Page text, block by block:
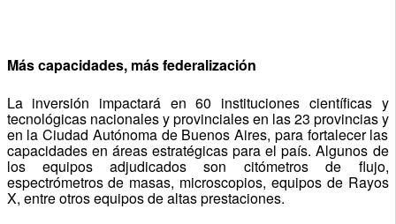
Más capacidades, más federalización
La inversión impactará en 60 instituciones científicas y
tecnológicas nacionales y provinciales en las 23 provincias y
en la Ciudad Autónoma de Buenos Aires, para fortalecer las
capacidades en áreas estratégicas para el país. Algunos de
los equipos adjudicados son citómetros de flujo,
espectrómetros de masas, microscopios, equipos de Rayos
X, entre otros equipos de altas prestaciones.